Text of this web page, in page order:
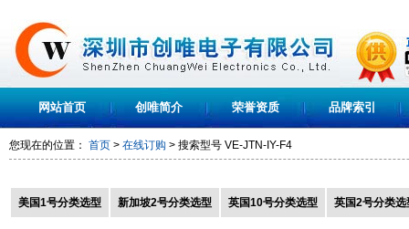
网站首页 创唯简介 荣誉资质 品牌索引
您现在的位置： 首页 > 在线订购 > 搜索型号 VE-JTN-IY-F4
美国1号分类选型 新加坡2号分类选型 英国10号分类选型 英国2号分类选